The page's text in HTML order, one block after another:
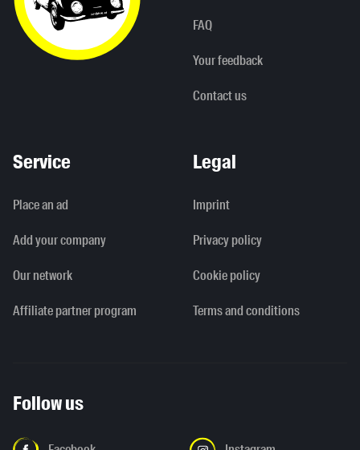
FAQ
Your feedback
Contact us
Service
Place an ad
Add your company
Our network
Affiliate partner program
Legal
Imprint
Privacy policy
Cookie policy
Terms and conditions
Follow us